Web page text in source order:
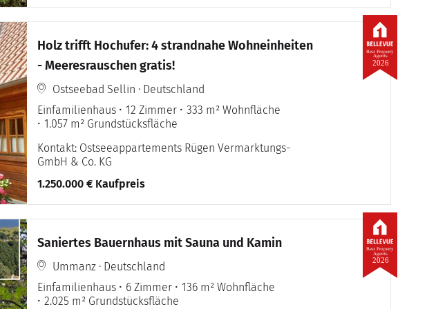
Holz trifft Hochufer: 4 strandnahe Wohneinheiten
- Meeresrauschen gratis!
Ostseebad Sellin · Deutschland
Einfamilienhaus
12 Zimmer
333 m² Wohnfläche
1.057 m² Grundstücksfläche
Kontakt: Ostseeappartements Rügen Vermarktungs-
GmbH & Co. KG
1.250.000 € Kaufpreis
2026
Best Property
Agents
Saniertes Bauernhaus mit Sauna und Kamin
Ummanz · Deutschland
Einfamilienhaus
6 Zimmer
136 m² Wohnfläche
2.025 m² Grundstücksfläche
2026
Best Property
Agents